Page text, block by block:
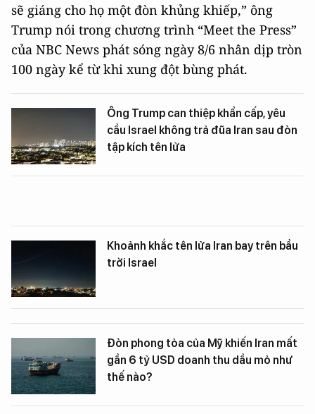
sẽ giáng cho họ một đòn khủng khiếp,” ông
Trump nói trong chương trình “Meet the Press”
của NBC News phát sóng ngày 8/6 nhân dịp tròn
100 ngày kể từ khi xung đột bùng phát.
Ông Trump can thiệp khẩn cấp, yêu
cầu Israel không trả đũa Iran sau đòn
tập kích tên lửa
Khoảnh khắc tên lửa Iran bay trên bầu
trời Israel
Đòn phong tỏa của Mỹ khiến Iran mất
gần 6 tỷ USD doanh thu dầu mỏ như
thế nào?